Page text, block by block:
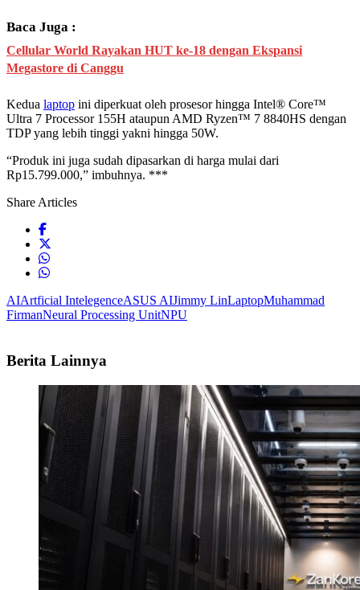
Baca Juga :
Cellular World Rayakan HUT ke-18 dengan Ekspansi
Megastore di Canggu
Kedua laptop ini diperkuat oleh prosesor hingga Intel® Core™
Ultra 7 Processor 155H ataupun AMD Ryzen™ 7 8840HS dengan
TDP yang lebih tinggi yakni hingga 50W.
“Produk ini juga sudah dipasarkan di harga mulai dari
Rp15.799.000,” imbuhnya. ***
Share Articles
AIArtficial IntelegenceASUS AIJimmy LinLaptopMuhammad
FirmanNeural Processing UnitNPU
Berita Lainnya